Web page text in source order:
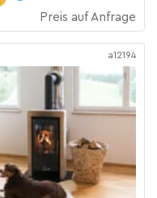
Preis auf Anfrage
a12194